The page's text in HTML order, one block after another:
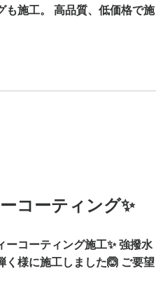
も施工。 高品質、低価格で施
コーティング✨
コーティング施工✨ 強撥水
く様に施工しました🙆 ご要望